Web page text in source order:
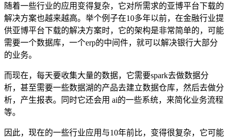
随着一些行业的应用变得复杂，它对所需求的亚博平台下载的
解决方案也越来越高。举个例子在10多年以前，在金融行业提
供亚博平台下载的解决方案时，它的架构是非常简单的，可能
需要一个数据库，一个erp的中间件，就可以解决银行大部分
的业务。
而现在，每天要收集大量的数据，它需要spark去做数据分
析，甚至需要一些数据湖的产品去建立数据仓库，然后去做分
析，产生报表。同时它还会用 ai的一些系统，来简化业务流程
等。
因此，现在的一些行业应用与10年前比，变得很复杂，它可能